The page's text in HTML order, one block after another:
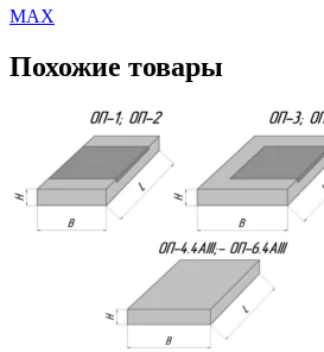
MAX
Похожие товары